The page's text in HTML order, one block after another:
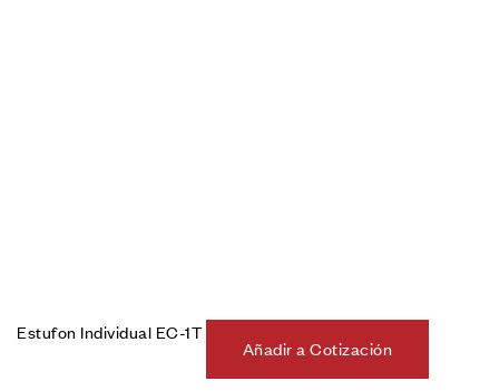
Estufon Individual EC-1T
Añadir a Cotización